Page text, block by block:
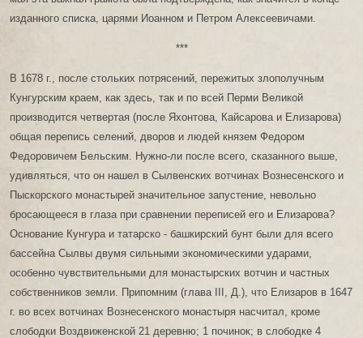
изданного списка, царями Иоанном и Петром Алексеевичами.
***
В 1678 г., после стольких потрясений, пережитых злополучным
Кунгурским краем, как здесь, так и по всей Перми Великой
производится четвертая (после Яхонтова, Кайсарова и Елизарова)
общая перепись селений, дворов и людей князем Федором
Федоровичем Бельским. Нужно-ли после всего, сказанного выше,
удивляться, что он нашел в Сылвенских вотчинах Вознесенского и
Пыскорского монастырей значительное запустение, невольно
бросающееся в глаза при сравнении переписей его и Елизарова?
Основание Кунгура и татарско - башкирский бунт были для всего
бассейна Сылвы двумя сильными экономическими ударами,
особенно чувствительными для монастырских вотчин и частных
собственников земли. Припомним (глава III, Д.), что Елизаров в 1647
г. во всех вотчинах Вознесенского монастыря насчитал, кроме
слободки Воздвиженской 21 деревню; 1 починок; в слободке 4